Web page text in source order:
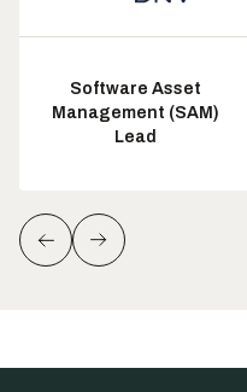
Software Asset
Management (SAM)
Lead